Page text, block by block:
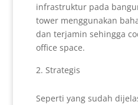
infrastruktur pada
tower menggunakan
dan terjamin sehingga
office space.
Strategis
Seperti yang sudah